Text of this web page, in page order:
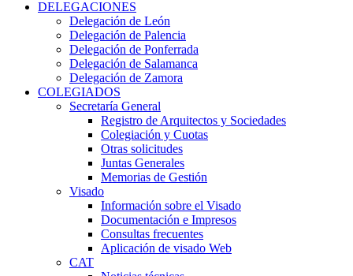
DELEGACIONES
Delegación de León
Delegación de Palencia
Delegación de Ponferrada
Delegación de Salamanca
Delegación de Zamora
COLEGIADOS
Secretaría General
Registro de Arquitectos y Sociedades
Colegiación y Cuotas
Otras solicitudes
Juntas Generales
Memorias de Gestión
Visado
Información sobre el Visado
Documentación e Impresos
Consultas frecuentes
Aplicación de visado Web
CAT